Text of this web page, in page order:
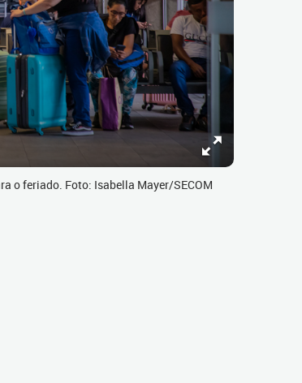
o feriado. Foto: Isabella Mayer/SECOM